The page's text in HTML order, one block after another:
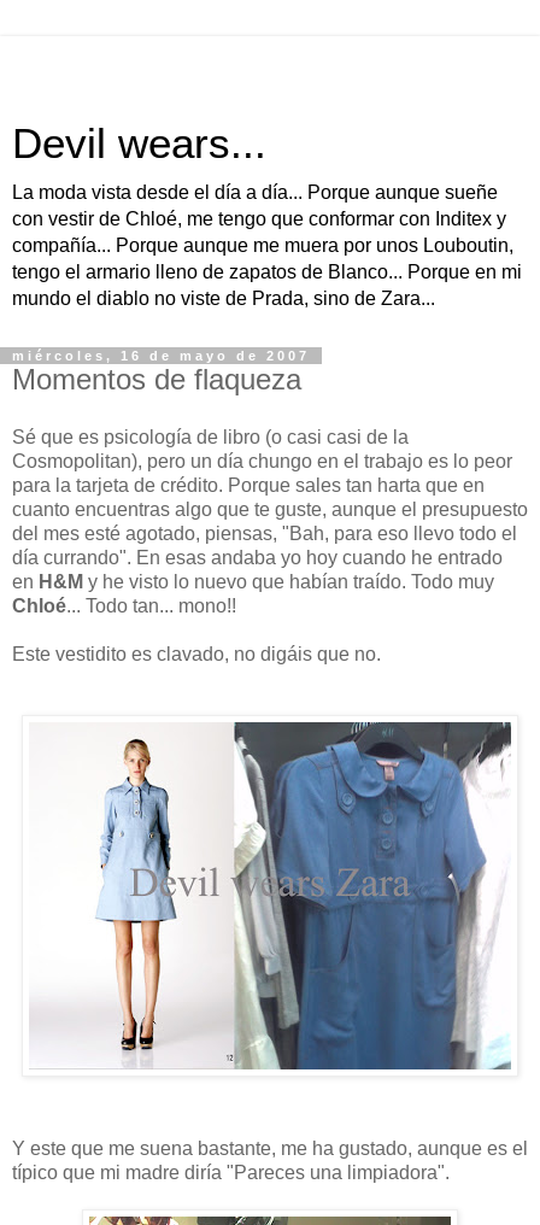
Devil wears...
La moda vista desde el día a día... Porque aunque sueñe
con vestir de Chloé, me tengo que conformar con Inditex y
compañía... Porque aunque me muera por unos Louboutin,
tengo el armario lleno de zapatos de Blanco... Porque en mi
mundo el diablo no viste de Prada, sino de Zara...
miércoles, 16 de mayo de 2007
Momentos de flaqueza
Sé que es psicología de libro (o casi casi de la
Cosmopolitan), pero un día chungo en el trabajo es lo peor
para la tarjeta de crédito. Porque sales tan harta que en
cuanto encuentras algo que te guste, aunque el presupuesto
del mes esté agotado, piensas, "Bah, para eso llevo todo el
día currando". En esas andaba yo hoy cuando he entrado
en H&M y he visto lo nuevo que habían traído. Todo muy
Chloé... Todo tan... mono!!
Este vestidito es clavado, no digáis que no.
Y este que me suena bastante, me ha gustado, aunque es el
típico que mi madre diría "Pareces una limpiadora".